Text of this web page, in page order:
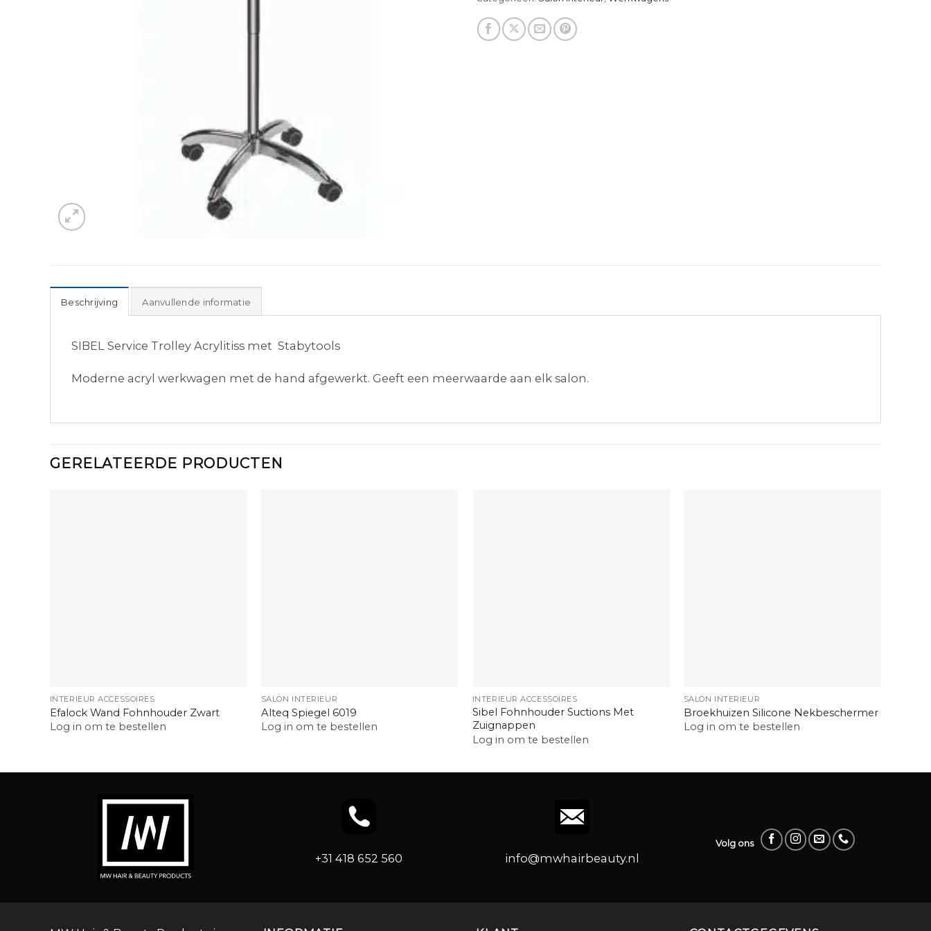
Beschrijving Aanvullende informatie
SIBEL Service Trolley Acrylitiss met Stabytools
Moderne acryl werkwagen met de hand afgewerkt. Geeft een meerwaarde aan elk salon.
GERELATEERDE PRODUCTEN
INTERIEUR ACCESSOIRES
Efalock Wand Fohnhouder Zwart
Log in om te bestellen
SALON INTERIEUR
Alteq Spiegel 6019
Log in om te bestellen
INTERIEUR ACCESSOIRES
Sibel Fohnhouder Suctions Met
Zuignappen
Log in om te bestellen
SALON INTERIEUR
Broekhuizen Silicone Nekbeschermer
Log in om te bestellen
+31 418 652 560 info@mwhairbeauty.nl
Volg ons